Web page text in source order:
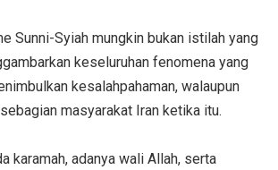
Sunni-Syiah mungkin bukan istilah yang
keseluruhan fenomena yang
kesalahpahaman, walaupun
masyarakat Iran ketika itu.
karamah, adanya wali Allah, serta